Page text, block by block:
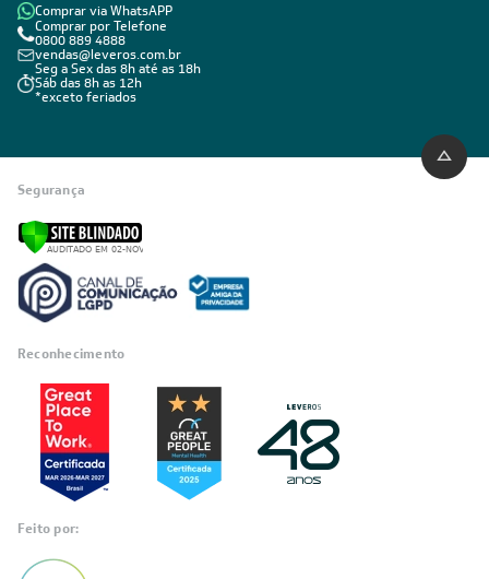
Comprar via WhatsAPP
Comprar por Telefone
0800 889 4888
vendas@leveros.com.br
Seg a Sex das 8h até as 18h
Sáb das 8h as 12h
*exceto feriados
Segurança
Reconhecimento
Feito por: